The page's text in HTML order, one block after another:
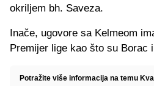
okriljem bh. Saveza.
Inače, ugovore sa Kelmeom
Premijer lige kao što su Borac
Potražite više informacija na temu